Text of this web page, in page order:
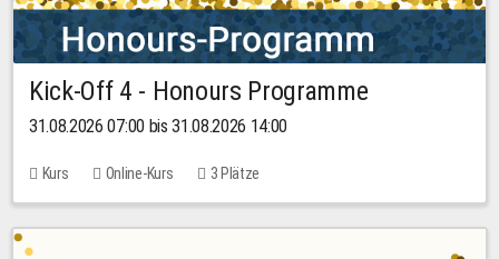
Kick-Off 4 - Honours Programme
31.08.2026 07:00 bis 31.08.2026 14:00
Kurs Online-Kurs 3 Plätze